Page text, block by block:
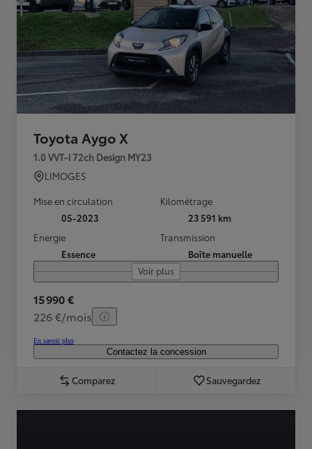
Toyota Aygo X
1.0 VVT-i 72ch Design MY23
LIMOGES
Mise en circulation
05-2023
Kilométrage
23 591 km
Energie
Essence
Transmission
Boîte manuelle
Voir plus
15 990 €
226 €/mois
En savoir plus
Contactez la concession
Comparez Sauvegardez